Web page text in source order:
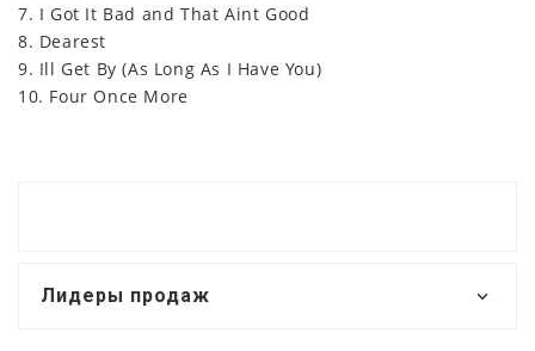
7. I Got It Bad and That Aint Good
8. Dearest
9. Ill Get By (As Long As I Have You)
10. Four Once More
Лидеры продаж